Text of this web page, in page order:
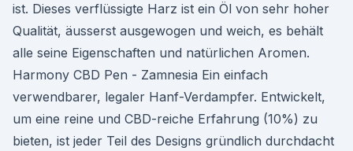
ist. Dieses verflüssigte Harz ist ein Öl von sehr hoher
Qualität, äusserst ausgewogen und weich, es behält
alle seine Eigenschaften und natürlichen Aromen.
Harmony CBD Pen - Zamnesia Ein einfach
verwendbarer, legaler Hanf-Verdampfer. Entwickelt,
um eine reine und CBD-reiche Erfahrung (10%) zu
bieten, ist jeder Teil des Designs gründlich durchdacht